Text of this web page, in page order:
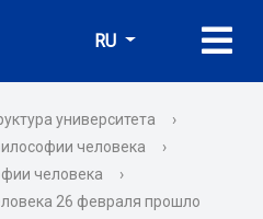
RU
университета
›
человека
›
человека
›
26 февраля прошло